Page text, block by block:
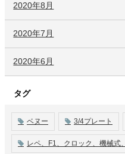
2020年8月
2020年7月
2020年6月
タグ
ベヌー 3/4プレート
レペ、F1、クロック、機械式、